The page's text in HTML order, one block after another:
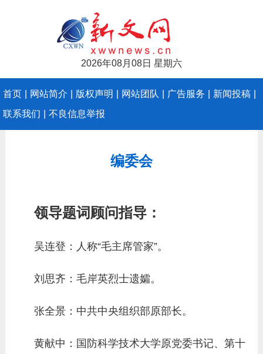
2026年08月08日 星期六
首页 网站简介 版权声明 网站团队 广告服务 新闻投稿
联系我们
不良信息举报
编委会
领导题词顾问指导：
吴连登：人称“毛主席管家”。
刘思齐：毛岸英烈士遗孀。
张全景：中共中央组织部原部长。
黄献中：国防科学技术大学原党委书记、第十